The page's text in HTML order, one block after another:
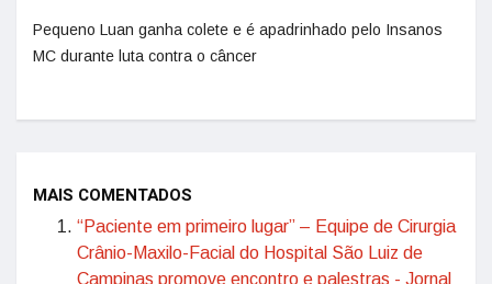
Pequeno Luan ganha colete e é apadrinhado pelo Insanos
MC durante luta contra o câncer
MAIS COMENTADOS
“Paciente em primeiro lugar” – Equipe de Cirurgia
Crânio-Maxilo-Facial do Hospital São Luiz de
Campinas promove encontro e palestras - Jornal